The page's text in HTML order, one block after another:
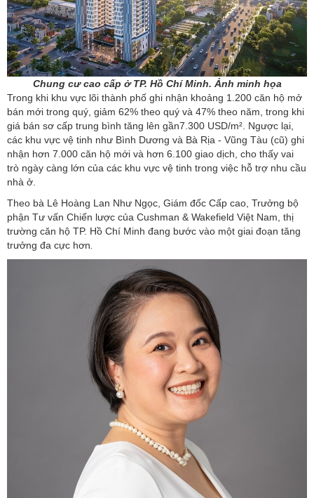
Chung cư cao cấp ở TP. Hồ Chí Minh. Ảnh minh họa
Trong khi khu vực lõi thành phố ghi nhận khoảng 1.200 căn hộ mở
bán mới trong quý, giảm 62% theo quý và 47% theo năm, trong khi
giá bán sơ cấp trung bình tăng lên gần7.300 USD/m². Ngược lại,
các khu vực vệ tinh như Bình Dương và Bà Rịa - Vũng Tàu (cũ) ghi
nhận hơn 7.000 căn hộ mới và hơn 6.100 giao dịch, cho thấy vai
trò ngày càng lớn của các khu vực vệ tinh trong việc hỗ trợ nhu cầu
nhà ở.
Theo bà Lê Hoàng Lan Như Ngọc, Giám đốc Cấp cao, Trưởng bộ
phận Tư vấn Chiến lược của Cushman & Wakefield Việt Nam, thị
trường căn hộ TP. Hồ Chí Minh đang bước vào một giai đoạn tăng
trưởng đa cực hơn